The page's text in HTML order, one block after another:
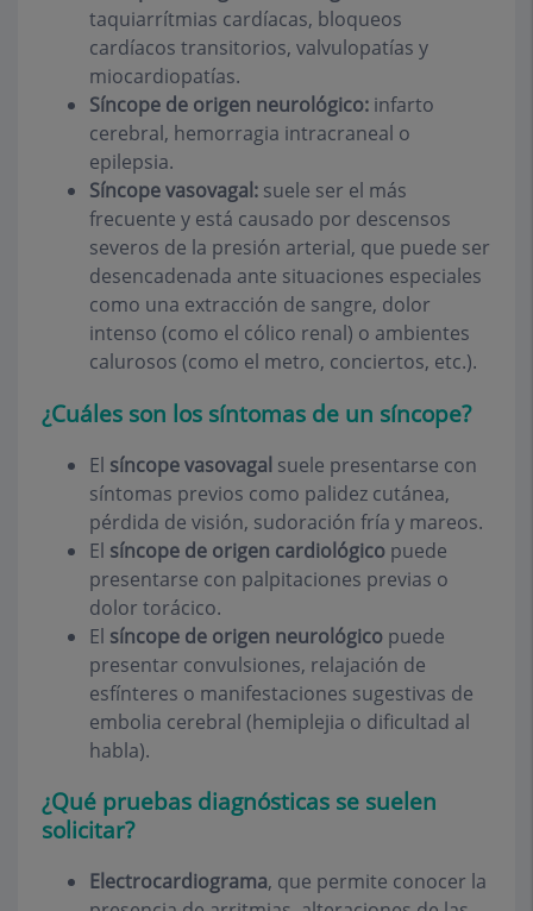
taquiarrítmias cardíacas, bloqueos
cardíacos transitorios, valvulopatías y
miocardiopatías.
Síncope de origen neurológico: infarto
cerebral, hemorragia intracraneal o
epilepsia.
Síncope vasovagal: suele ser el más
frecuente y está causado por descensos
severos de la presión arterial, que puede ser
desencadenada ante situaciones especiales
como una extracción de sangre, dolor
intenso (como el cólico renal) o ambientes
calurosos (como el metro, conciertos, etc.).
¿Cuáles son los síntomas de un síncope?
El síncope vasovagal suele presentarse con
síntomas previos como palidez cutánea,
pérdida de visión, sudoración fría y mareos.
El síncope de origen cardiológico puede
presentarse con palpitaciones previas o
dolor torácico.
El síncope de origen neurológico puede
presentar convulsiones, relajación de
esfínteres o manifestaciones sugestivas de
embolia cerebral (hemiplejia o dificultad al
habla).
¿Qué pruebas diagnósticas se suelen
solicitar?
Electrocardiograma, que permite conocer la